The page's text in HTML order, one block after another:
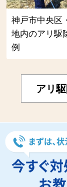
神戸市中央区
地内のアリ駆
例
アリ